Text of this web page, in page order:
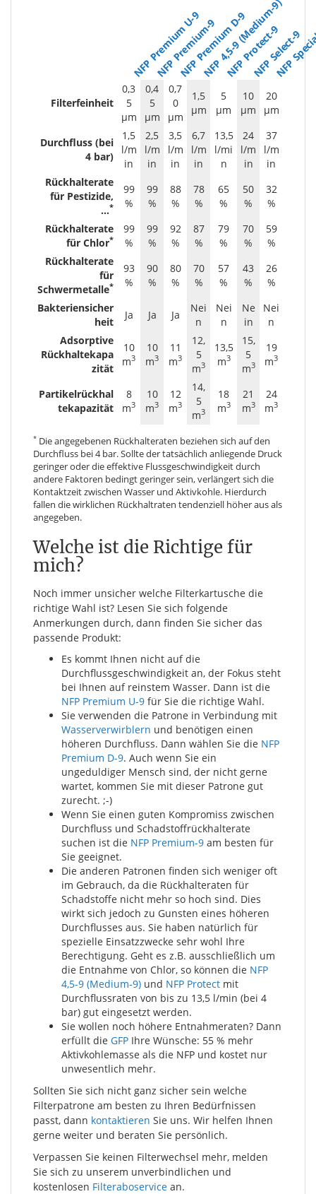
NFP Premium U-9
NFP Premium-9
NFP Premium D-9
NFP 4,5-9 (Medium-9)
NFP Protect-9
NFP Select-9
NFP
Filterfeinheit
0,3
5
µm
0,4
5
µm
0,7
0
µm
1,5
µm
5
µm
10
µm
20
µm
Durchfluss (bei
4 bar)
1,5
l/m
in
2,5
l/m
in
3,5
l/m
in
6,7
l/m
in
13,5
l/mi
n
24
l/m
in
37
l/m
in
Rückhalterate
für Pestizide,
...*
99
%
99
%
88
%
78
%
65
%
50
%
32
%
Rückhalterate
für Chlor*
99
%
99
%
92
%
87
%
79
%
70
%
59
%
Rückhalterate
für
Schwermetalle*
93
%
90
%
80
%
70
%
57
%
43
%
26
%
Bakteriensicher
heit
Ja Ja Ja
Nei
n
Nei
n
Ne
in
Nei
n
Adsorptive
Rückhaltekapa
zität
10
m3
10
m3
11
m3
12,
5
m3
13,5
m3
15,
5
m3
19
m3
Partikelrückhal
tekapazität
8
m3
10
m3
12
m3
14,
5
m3
18
m3
21
m3
24
m3
* Die angegebenen Rückhalteraten beziehen sich auf den
Durchfluss bei 4 bar. Sollte der tatsächlich anliegende Druck
geringer oder die effektive Flussgeschwindigkeit durch
andere Faktoren bedingt geringer sein, verlängert sich die
Kontaktzeit zwischen Wasser und Aktivkohle. Hierdurch
fallen die wirklichen Rückhaltraten tendenziell höher aus als
angegeben.
Welche ist die Richtige für
mich?
Noch immer unsicher welche Filterkartusche die
richtige Wahl ist? Lesen Sie sich folgende
Anmerkungen durch, dann finden Sie sicher das
passende Produkt:
Es kommt Ihnen nicht auf die
Durchflussgeschwindigkeit an, der Fokus steht
bei Ihnen auf reinstem Wasser. Dann ist die
NFP Premium U-9 für Sie die richtige Wahl.
Sie verwenden die Patrone in Verbindung mit
Wasserverwirblern und benötigen einen
höheren Durchfluss. Dann wählen Sie die NFP
Premium D-9. Auch wenn Sie ein
ungeduldiger Mensch sind, der nicht gerne
wartet, kommen Sie mit dieser Patrone gut
zurecht. ;-)
Wenn Sie einen guten Kompromiss zwischen
Durchfluss und Schadstoffrückhalterate
suchen ist die NFP Premium-9 am besten für
Sie geeignet.
Die anderen Patronen finden sich weniger oft
im Gebrauch, da die Rückhalteraten für
Schadstoffe nicht mehr so hoch sind. Dies
wirkt sich jedoch zu Gunsten eines höheren
Durchflusses aus. Sie haben natürlich für
spezielle Einsatzzwecke sehr wohl Ihre
Berechtigung. Geht es z.B. ausschließlich um
die Entnahme von Chlor, so können die NFP
4,5-9 (Medium-9) und NFP Protect mit
Durchflussraten von bis zu 13,5 l/min (bei 4
bar) gut eingesetzt werden.
Sie wollen noch höhere Entnahmeraten? Dann
erfüllt die GFP Ihre Wünsche: 55 % mehr
Aktivkohlemasse als die NFP und kostet nur
unwesentlich mehr.
Sollten Sie sich nicht ganz sicher sein welche
Filterpatrone am besten zu Ihren Bedürfnissen
passt, dann kontaktieren Sie uns. Wir helfen Ihnen
gerne weiter und beraten Sie persönlich.
Verpassen Sie keinen Filterwechsel mehr, melden
Sie sich zu unserem unverbindlichen und
kostenlosen Filteraboservice an.